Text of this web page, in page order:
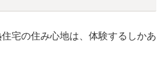
宅の住み心地は、体験するしかあ